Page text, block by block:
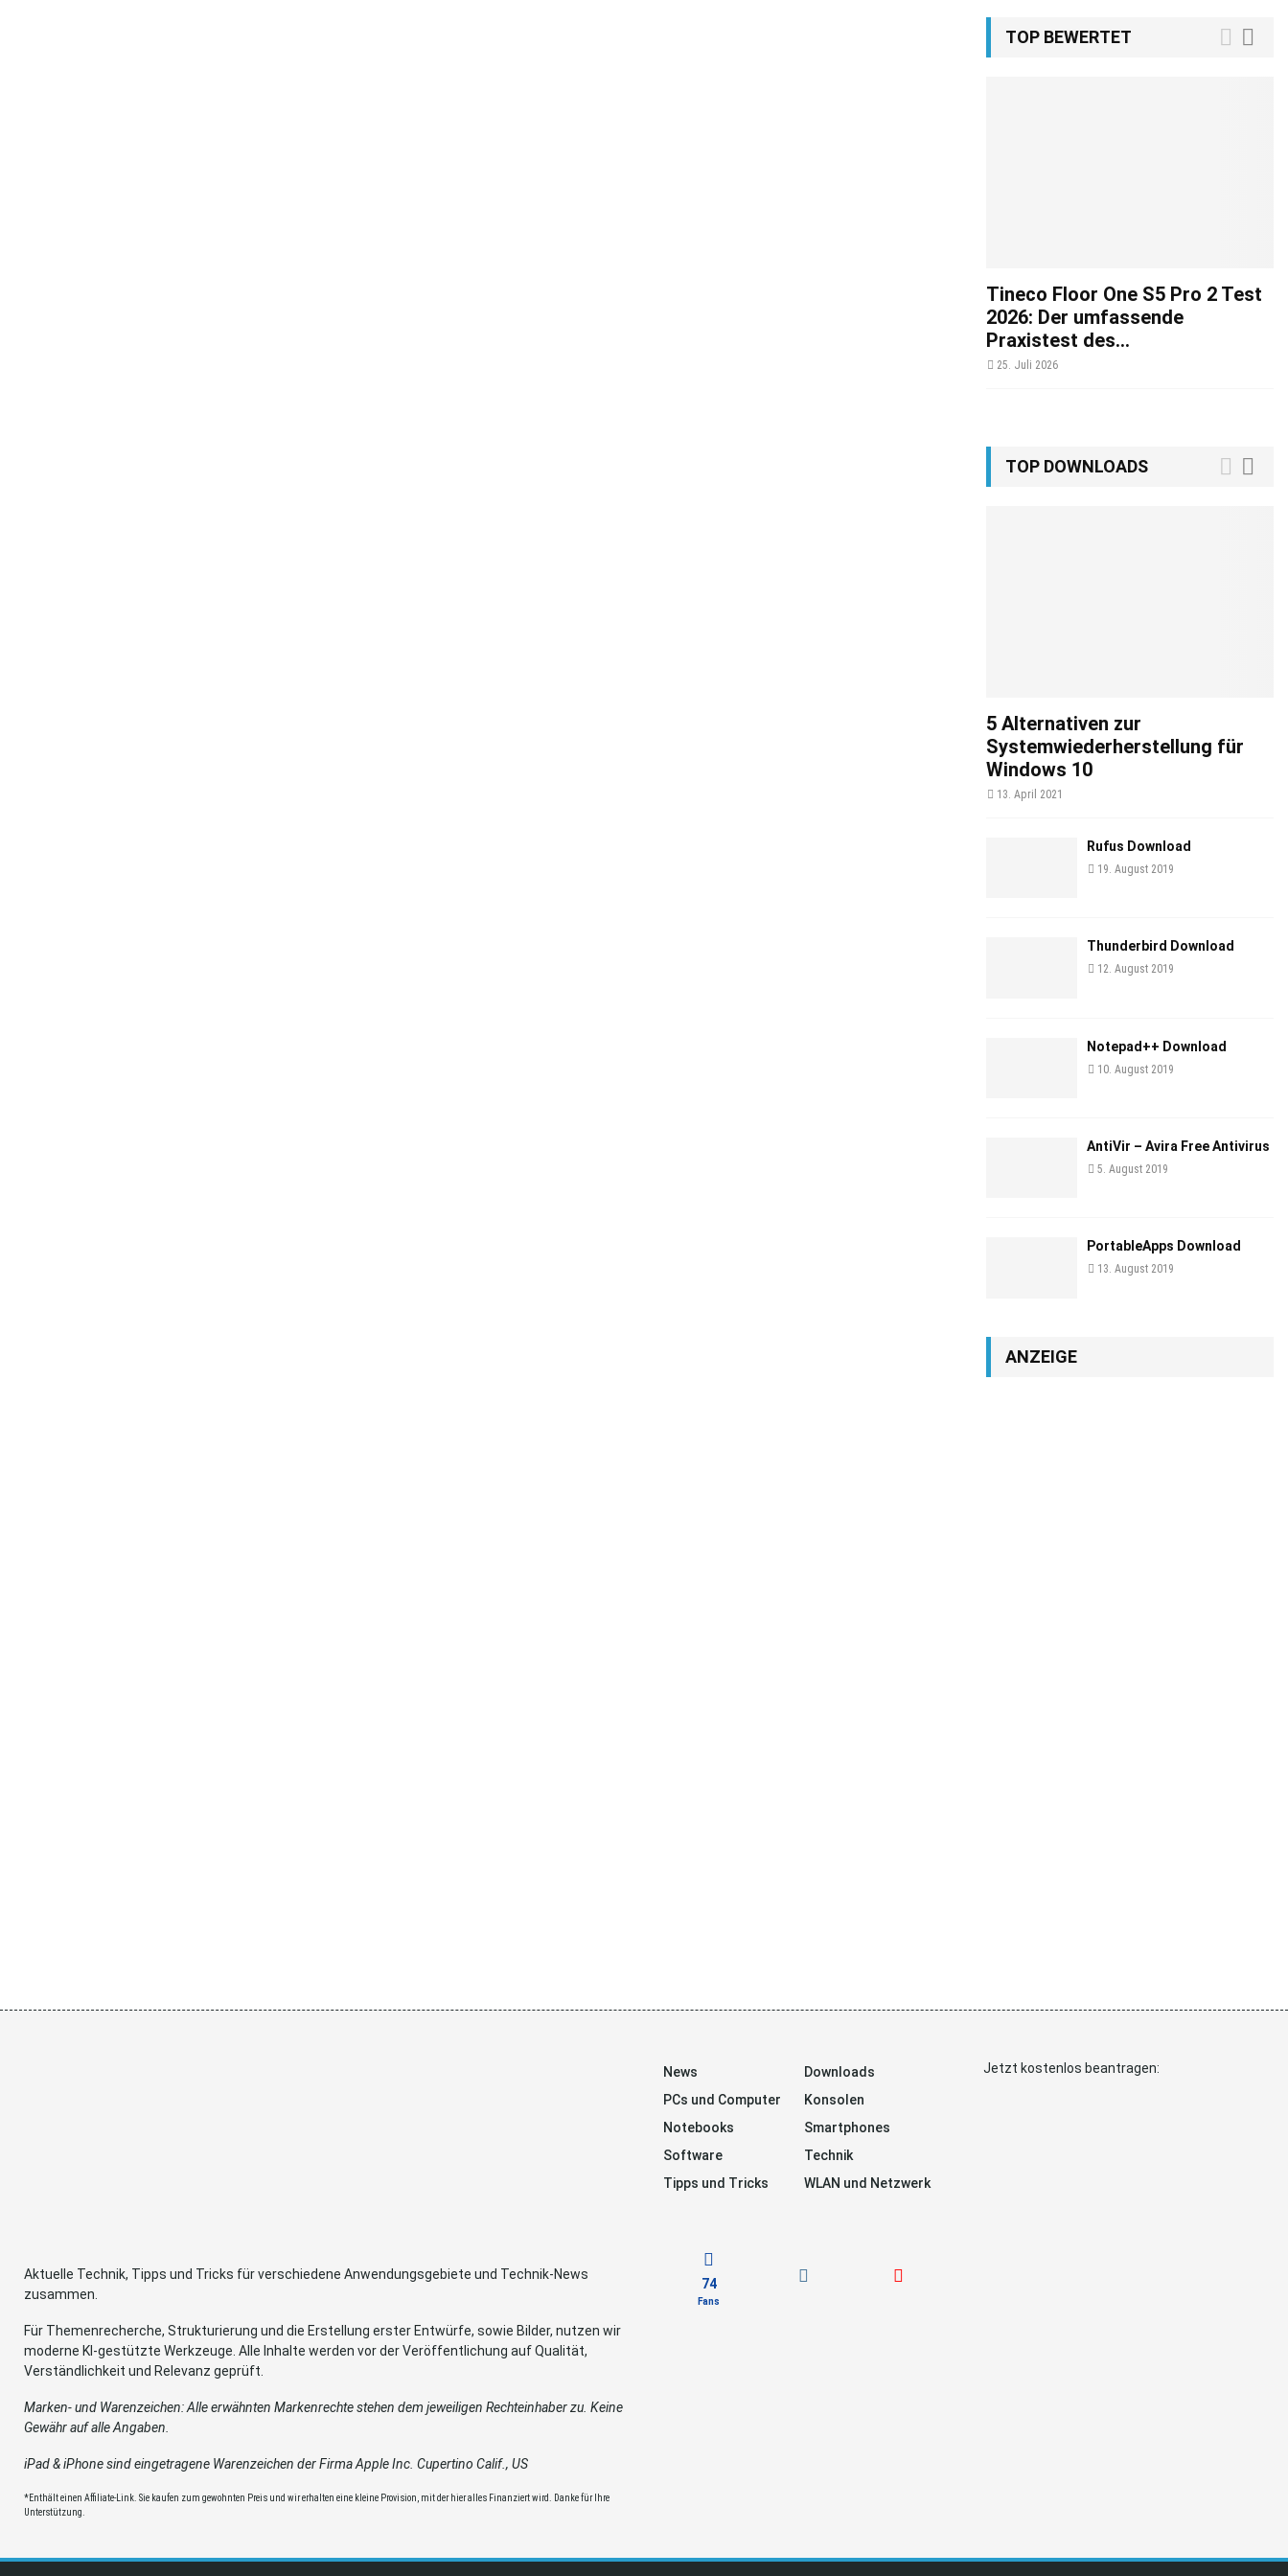
TOP BEWERTET
Tineco Floor One S5 Pro 2 Test
2026: Der umfassende
Praxistest des...
25. Juli 2026
TOP DOWNLOADS
5 Alternativen zur
Systemwiederherstellung für
Windows 10
13. April 2021
Rufus Download
19. August 2019
Thunderbird Download
12. August 2019
Notepad++ Download
10. August 2019
AntiVir – Avira Free Antivirus
5. August 2019
PortableApps Download
13. August 2019
ANZEIGE
Aktuelle Technik, Tipps und Tricks für verschiedene Anwendungsgebiete und Technik-News
zusammen.
Für Themenrecherche, Strukturierung und die Erstellung erster Entwürfe, sowie Bilder, nutzen wir
moderne KI-gestützte Werkzeuge. Alle Inhalte werden vor der Veröffentlichung auf Qualität,
Verständlichkeit und Relevanz geprüft.
Marken- und Warenzeichen: Alle erwähnten Markenrechte stehen dem jeweiligen Rechteinhaber zu. Keine
Gewähr auf alle Angaben.
iPad & iPhone sind eingetragene Warenzeichen der Firma Apple Inc. Cupertino Calif., US
*Enthält einen Affiliate-Link. Sie kaufen zum gewohnten Preis und wir erhalten eine kleine Provision, mit der hier alles Finanziert wird. Danke für Ihre
Unterstützung.
News
Downloads
PCs und Computer
Konsolen
Notebooks
Smartphones
Software
Technik
Tipps und Tricks
WLAN und Netzwerk
74
Fans
Jetzt kostenlos beantragen: